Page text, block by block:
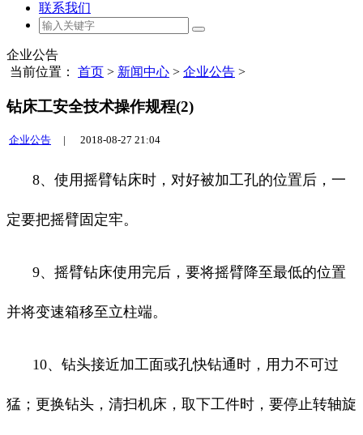
联系我们
企业公告
当前位置： 首页 > 新闻中心 > 企业公告 >
钻床工安全技术操作规程(2)
企业公告 | 2018-08-27 21:04
8、使用摇臂钻床时，对好被加工孔的位置后，一
定要把摇臂固定牢。
9、摇臂钻床使用完后，要将摇臂降至最低的位置
并将变速箱移至立柱端。
10、钻头接近加工面或孔快钻通时，用力不可过
猛；更换钻头，清扫机床，取下工件时，要停止转轴旋